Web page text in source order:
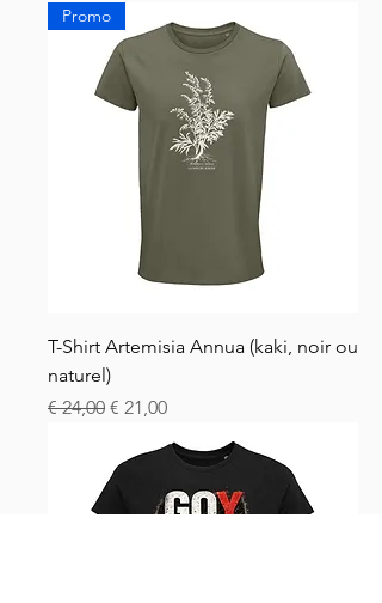
Promo
T-Shirt Artemisia Annua (kaki, noir ou
naturel)
Normale prijs
€ 24,00 Verkoopprijs
€ 21,00